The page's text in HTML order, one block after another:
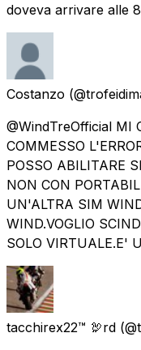
doveva arrivare alle
Costanzo
@WindTreOfficial MI
COMMESSO
POSSO ABILITARE
NON CON
UN'ALTRA SIM
WIND.VOGLIO
SOLO VIRTUALE.E'
tacchirex22™ 🦃rd